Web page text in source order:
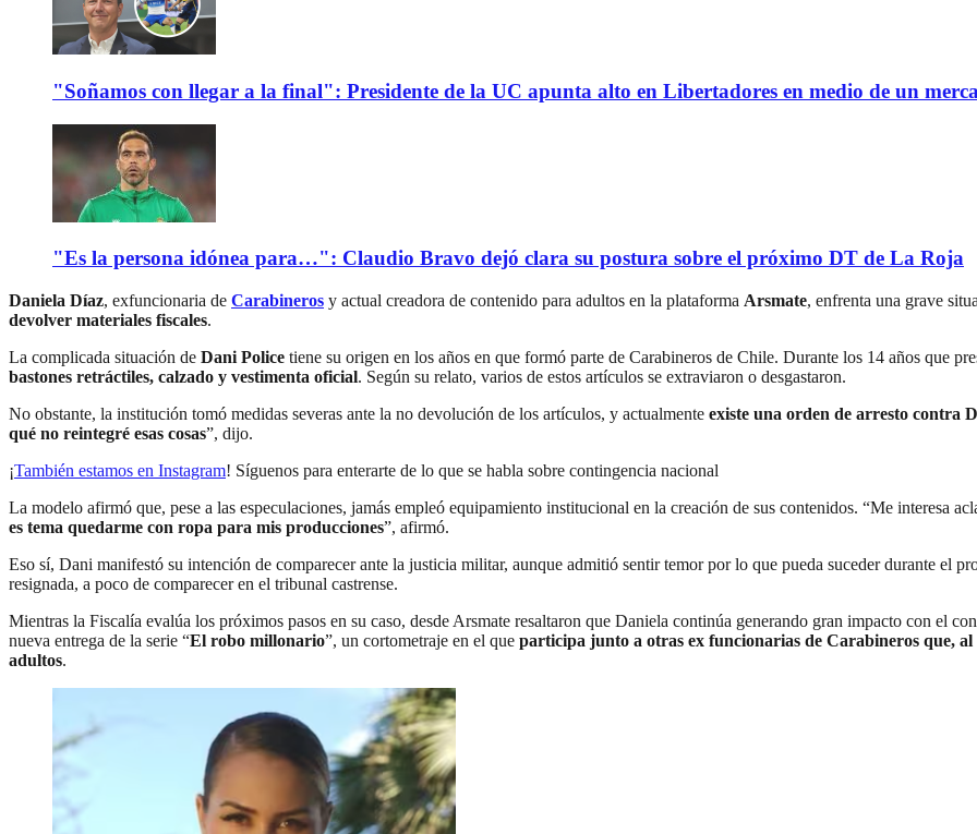
"Soñamos con llegar a la final": Presidente de la UC apunta alto en Libertadores en medio de un
"Es la persona idónea para…": Claudio Bravo dejó clara su postura sobre el próximo DT de La Roja
Daniela Díaz, exfuncionaria de Carabineros y actual creadora de contenido para adultos en la plataforma Arsmate, enfrenta una grave
devolver materiales fiscales.
La complicada situación de Dani Police tiene su origen en los años en que formó parte de Carabineros de Chile. Durante los 14 años que
bastones retráctiles, calzado y vestimenta oficial. Según su relato, varios de estos artículos se extraviaron o desgastaron.
No obstante, la institución tomó medidas severas ante la no devolución de los artículos, y actualmente existe una orden de arresto contra
qué no reintegré esas cosas”, dijo.
¡También estamos en Instagram! Síguenos para enterarte de lo que se habla sobre contingencia nacional
La modelo afirmó que, pese a las especulaciones, jamás empleó equipamiento institucional en la creación de sus contenidos. “Me interesa
es tema quedarme con ropa para mis producciones”, afirmó.
Eso sí, Dani manifestó su intención de comparecer ante la justicia militar, aunque admitió sentir temor por lo que pueda suceder durante el
resignada, a poco de comparecer en el tribunal castrense.
Mientras la Fiscalía evalúa los próximos pasos en su caso, desde Arsmate resaltaron que Daniela continúa generando gran impacto con el
nueva entrega de la serie “El robo millonario”, un cortometraje en el que participa junto a otras ex funcionarias de Carabineros que,
adultos.